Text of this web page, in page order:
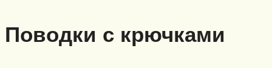
Поводки с крючками